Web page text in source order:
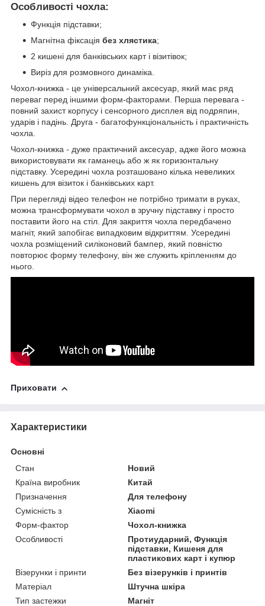
Особливості чохла:
Функція підставки;
Магнітна фіксація без хлястика;
2 кишені для банківських карт і візитівок;
Виріз для розмовного динаміка.
Чохол-книжка - це універсальний аксесуар, який має ряд
переваг перед іншими форм-факторами. Перша перевага -
повний захист корпусу і сенсорного дисплея від подряпин,
ударів і падінь. Друга - багатофункціональність і практичність
чохла.
Чохол-книжка - дуже практичний аксесуар, адже його можна
використовувати як гаманець або ж як горизонтальну
підставку. Усередині чохла розташовано кілька невеликих
кишень для візиток і банківських карт.
При перегляді відео телефон не потрібно тримати в руках,
можна трансформувати чохол в зручну підставку і просто
поставити його на стіл. Для закриття чохла передбачено
магніт, який запобігає випадковим відкриттям. Усередині
чохла розміщений силіконовий бампер, який повністю
повторює форму телефону, він же служить кріпленням до
нього.
Приховати
Характеристики
Основні
Стан
Новий
Країна виробник
Китай
Призначення
Для телефону
Сумісність з
Xiaomi
Форм-фактор
Чохол-книжка
Особливості
Протиударний, Функція
підставки, Кишеня для
пластикових карт і купюр
Візерунки і принти
Без візерунків і принтів
Матеріал
Штучна шкіра
Тип застежки
Магніт